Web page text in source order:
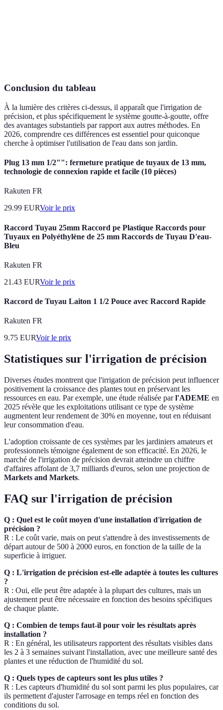
Conclusion du tableau
À la lumière des critères ci-dessus, il apparaît que l'irrigation de
précision, et plus spécifiquement le système goutte-à-goutte, offre
des avantages substantiels par rapport aux autres méthodes. En
2026, comprendre ces différences est essentiel pour quiconque
cherche à optimiser l'utilisation de l'eau dans son jardin.
Plug 13 mm 1/2"": fermeture pratique de tuyaux de 13 mm,
technologie de connexion rapide et facile (10 pièces)
Rakuten FR
29.99 EURVoir le prix
Raccord Tuyau 25mm Raccord pe Plastique Raccords pour
Tuyaux en Polyéthylène de 25 mm Raccords de Tuyau D'eau-
Bleu
Rakuten FR
21.43 EURVoir le prix
Raccord de Tuyau Laiton 1 1/2 Pouce avec Raccord Rapide
Rakuten FR
9.75 EURVoir le prix
Statistiques sur l'irrigation de précision
Diverses études montrent que l'irrigation de précision peut influencer
positivement la croissance des plantes tout en préservant les
ressources en eau. Par exemple, une étude réalisée parl'ADEME en
2025 révèle que les exploitations utilisant ce type de système
augmentent leur rendement de 30% en moyenne, tout en réduisant
leur consommation d'eau.
L'adoption croissante de ces systèmes par les jardiniers amateurs et
professionnels témoigne également de son efficacité. En 2026, le
marché de l'irrigation de précision devrait atteindre un chiffre
d'affaires affolant de 3,7 milliards d'euros, selon une projection de
Markets and Markets.
FAQ sur l'irrigation de précision
Q : Quel est le coût moyen d'une installation d'irrigation de
précision ?
R : Le coût varie, mais on peut s'attendre à des investissements de
départ autour de 500 à 2000 euros, en fonction de la taille de la
superficie à irriguer.
Q : L'irrigation de précision est-elle adaptée à toutes les cultures
?
R : Oui, elle peut être adaptée à la plupart des cultures, mais un
ajustement peut être nécessaire en fonction des besoins spécifiques
de chaque plante.
Q : Combien de temps faut-il pour voir les résultats après
installation ?
R : En général, les utilisateurs rapportent des résultats visibles dans
les 2 à 3 semaines suivant l'installation, avec une meilleure santé des
plantes et une réduction de l'humidité du sol.
Q : Quels types de capteurs sont les plus utiles ?
R : Les capteurs d'humidité du sol sont parmi les plus populaires, car
ils permettent d'ajuster l'arrosage en temps réel en fonction des
conditions du sol.